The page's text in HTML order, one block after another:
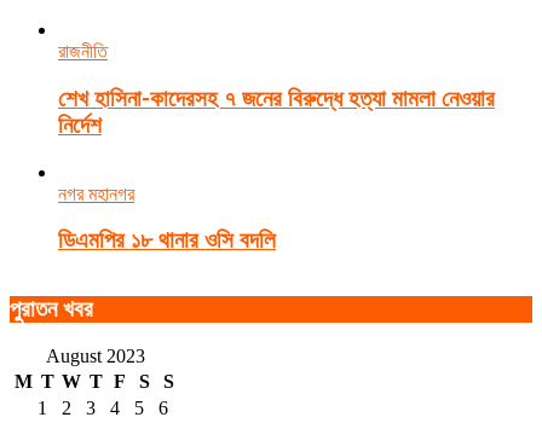
রাজনীতি
শেখ হাসিনা-কাদেরসহ ৭ জনের বিরুদ্ধে হত্যা মামলা নেওয়ার
নির্দেশ
নগর মহানগর
ডিএমপির ১৮ থানার ওসি বদলি
পুরাতন খবর
August 2023
M T W T F S
S
1
2 3 4 5
6